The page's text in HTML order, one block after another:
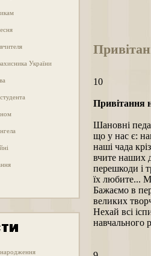
України
10
Привітання
Шановні
що у нас є:
наші чада
вчите наших
перешкоди і
їх любите...
Бажаємо в
великих
Нехай всі
навчального